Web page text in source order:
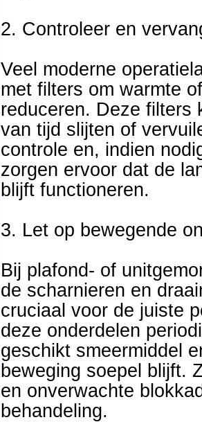
2. Controleer en
Veel moderne
met filters om warmte
reduceren. Deze filters
van tijd slijten of
controle en, indien
zorgen ervoor dat de
blijft functioneren.
3. Let op bewegende
Bij plafond- of
de scharnieren en
cruciaal voor de juiste
deze onderdelen
geschikt smeermiddel
beweging soepel blijft.
en onverwachte
behandeling.